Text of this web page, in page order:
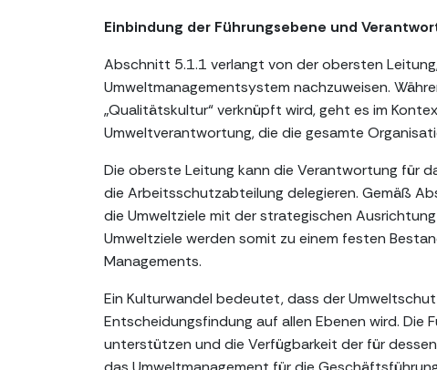
Einbindung der Führungsebene und
Abschnitt 5.1.1 verlangt von der obersten
Umweltmanagementsystem nachzuweisen.
„Qualitätskultur“ verknüpft wird, geht es im
Umweltverantwortung, die die gesamte
Die oberste Leitung kann die Verantwortung für
die Arbeitsschutzabteilung delegieren. Gemäß
die Umweltziele mit der strategischen
Umweltziele werden somit zu einem festen
Managements.
Ein Kulturwandel bedeutet, dass der
Entscheidungsfindung auf allen Ebenen wird. Die
unterstützen und die Verfügbarkeit der für